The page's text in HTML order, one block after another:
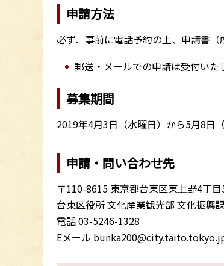
申請方法
必ず、事前に電話予約の上、申請書（
郵送・メールでの申請は受付いた
募集期間
2019年4月3日（水曜日）から5月8日
申請・問い合わせ先
〒110-8615 東京都台東区東上野4丁
台東区役所 文化産業観光部 文化振興課
電話 03-5246-1328
Eメール